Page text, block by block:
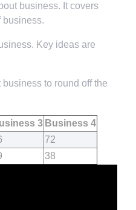
business. It covers
business.
Key ideas are
to round off the
3 Business 4
72
38